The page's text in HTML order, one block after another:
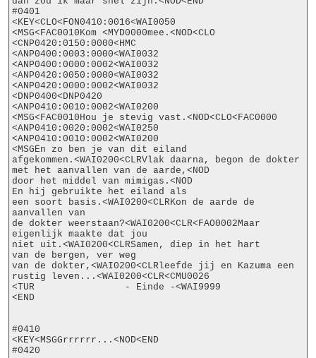
#0401
<KEY<CLO<FON0410:0016<WAI0050
<MSG<FAC0010Kom <MYD0000mee.<NOD<CLO
<CNP0420:0150:0000<HMC
<ANP0400:0003:0000<WAI0032
<ANP0400:0000:0002<WAI0032
<ANP0420:0050:0000<WAI0032
<ANP0420:0000:0002<WAI0032
<DNP0400<DNP0420
<ANP0410:0010:0002<WAI0200
<MSG<FAC0010Hou je stevig vast.<NOD<CLO<FAC0000
<ANP0410:0020:0002<WAI0250
<ANP0410:0010:0002<WAI0200
<MSGEn zo ben je van dit eiland
afgekommen.<WAI0200<CLRVlak daarna, begon de dokter
met het aanvallen van de aarde,<NOD
door het middel van mimigas.<NOD
En hij gebruikte het eiland als
een soort basis.<WAI0200<CLRKon de aarde de
aanvallen van
de dokter weerstaan?<WAI0200<CLR<FAO0002Maar
eigenlijk maakte dat jou
niet uit.<WAI0200<CLRSamen, diep in het hart
van de bergen, ver weg
van de dokter,<WAI0200<CLRleefde jij en Kazuma een
rustig leven...<WAI0200<CLR<CMU0026
<TUR                - Einde -<WAI9999
<END
#0410
<KEY<MSGGrrrrrr...<NOD<END
#0420